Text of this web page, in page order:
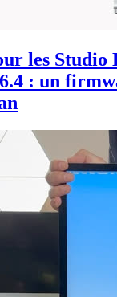
les Studio
: un